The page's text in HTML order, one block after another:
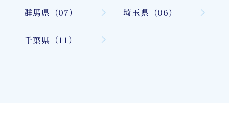
群馬県（07） 埼玉県（06）
千葉県（11）